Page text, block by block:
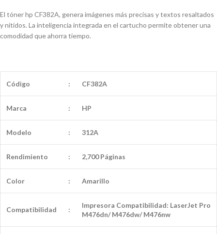
El tóner hp CF382A, genera imágenes más precisas y textos resaltados
y nítidos. La inteligencia integrada en el cartucho permite obtener una
comodidad que ahorra tiempo.
Código : CF382A
Marca : HP
Modelo : 312A
Rendimiento : 2,700 Páginas
Color : Amarillo
Compatibilidad :
Impresora Compatibilidad: LaserJet Pro
M476dn/ M476dw/ M476nw